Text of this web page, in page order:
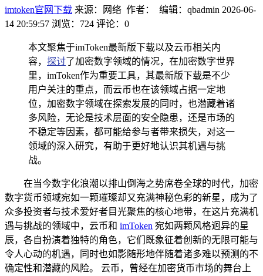
imtoken官网下载 来源：网络 作者： 编辑：qbadmin 2026-06-
14 20:59:57 浏览：724 评论：0
本文聚焦于imToken最新版下载以及云币相关内
容， 探讨了加密数字领域的情况，在加密数字世界
里，imToken作为重要工具，其最新版下载是不少
用户关注的重点，而云币也在该领域占据一定地
位，加密数字领域在探索发展的同时，也潜藏着诸
多风险，无论是技术层面的安全隐患，还是市场的
不稳定等因素，都可能给参与者带来损失，对这一
领域的深入研究，有助于更好地认识其机遇与挑
战。
在当今数字化浪潮以排山倒海之势席卷全球的时代，加密
数字货币领域宛如一颗璀璨却又充满神秘色彩的新星，成为了
众多投资者与技术爱好者目光聚焦的核心地带，在这片充满机
遇与挑战的领域中，云币和 imToken 宛如两颗风格迥异的星
辰，各自扮演着独特的角色，它们既象征着创新的无限可能与
令人心动的机遇，同时也如影随形地伴随着诸多难以预测的不
确定性和潜藏的风险。 云币，曾经在加密货币市场的舞台上